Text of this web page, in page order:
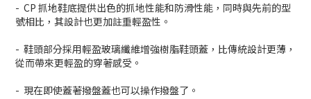
- CP 抓地鞋底提供出色的抓地性能和防滑性能，同時與先前的型
號相比，其設計也更加註重輕盈性。
- 鞋頭部分採用輕盈玻璃纖維增強樹脂鞋頭蓋，比傳統設計更薄，
從而帶來更輕盈的穿著感受。
- 現在即使蓋著撥盤蓋也可以操作撥盤了。